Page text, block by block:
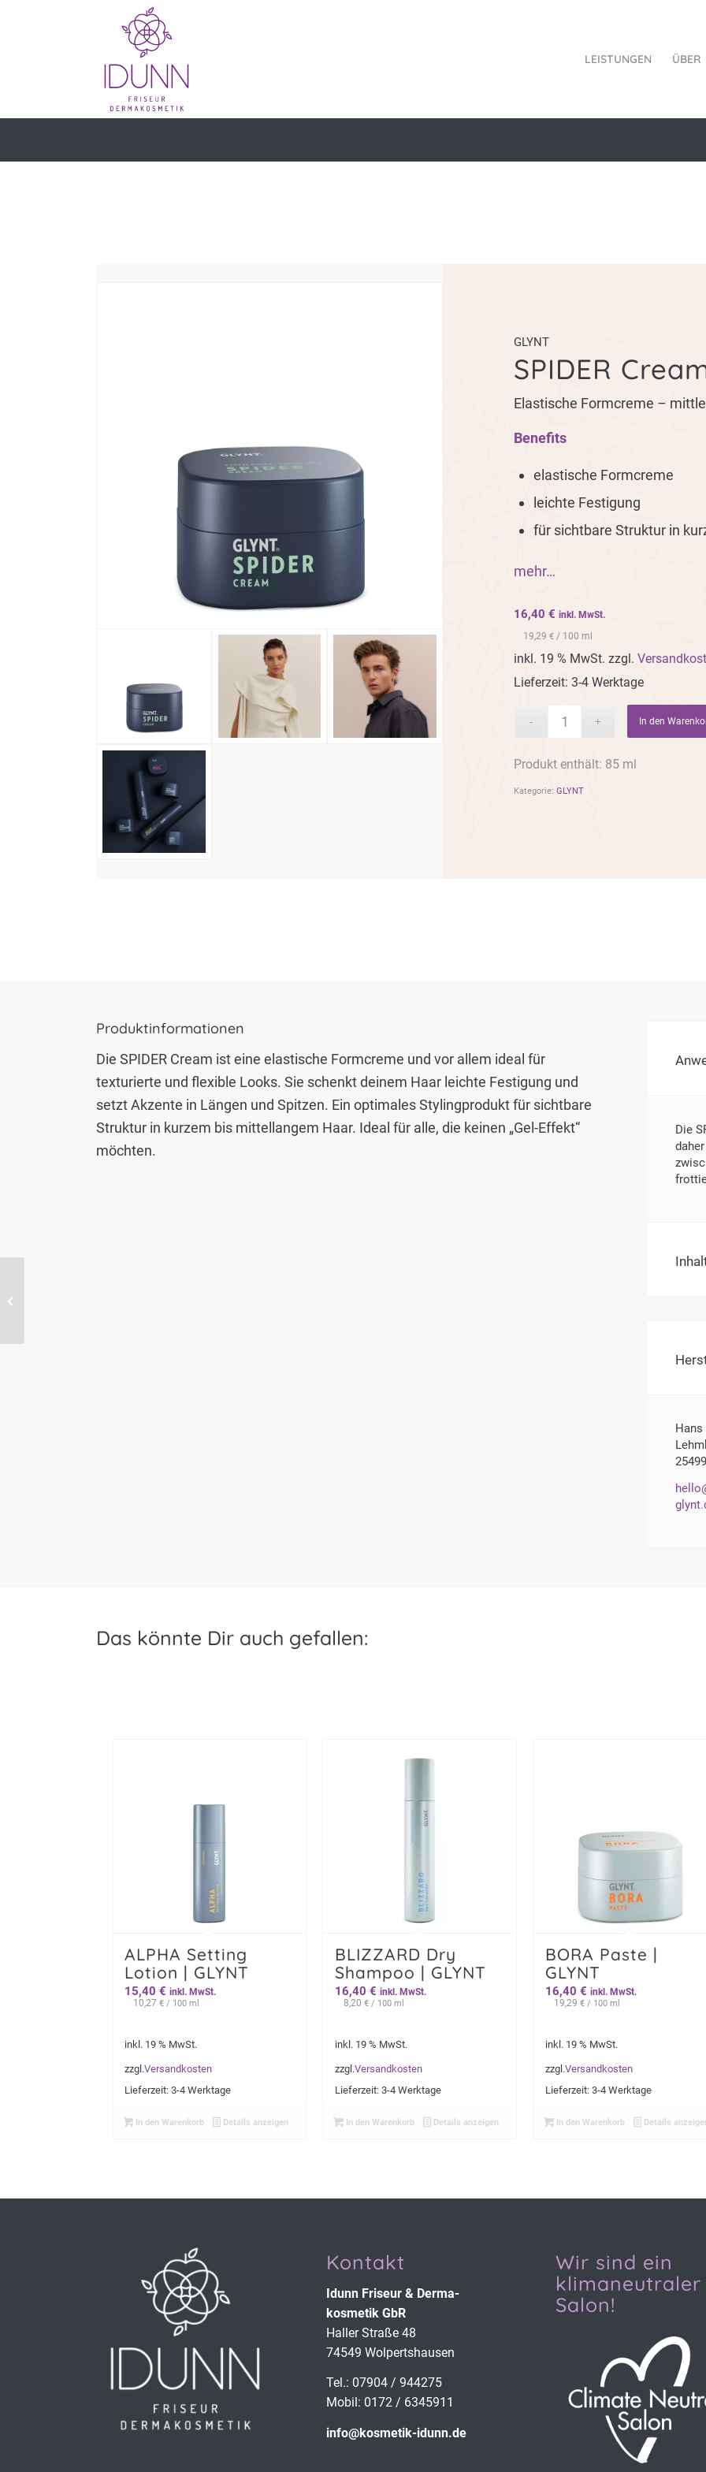
LEISTUNGEN ÜBER
GLYNT
SPIDER
Elastische Formcreme –
Benefits
elastische Formcreme
leichte Festigung
für sichtbare Struktur in
mehr…
16,40 € inkl. MwSt.
19,29 € / 100 ml
inkl. 19 % MwSt. zzgl.
Lieferzeit: 3-4 Werktage
In den
Produkt enthält: 85 ml
Kategorie: GLYNT
Produktinformationen
Die SPIDER Cream ist eine elastische Formcreme und vor allem ideal für
texturierte und flexible Looks. Sie schenkt deinem Haar leichte Festigung und
setzt Akzente in Längen und Spitzen. Ein optimales Stylingprodukt für sichtbare
Struktur in kurzem bis mittellangem Haar. Ideal für alle, die keinen „Gel-Effekt“
möchten.
Die
Das könnte Dir auch gefallen:
ALPHA Setting
Lotion | GLYNT
15,40 € inkl. MwSt.
10,27 € / 100 ml
inkl. 19 % MwSt.
zzgl.Versandkosten
Lieferzeit: 3-4 Werktage
In den Warenkorb Details anzeigen
BLIZZARD Dry
Shampoo | GLYNT
16,40 € inkl. MwSt.
8,20 €/ 100 ml
inkl. 19 % MwSt.
zzgl.Versandkosten
Lieferzeit: 3-4 Werktage
In den Warenkorb Details anzeigen
BORA Paste |
GLYNT
16,40 € inkl. MwSt.
19,29 €/ 100 ml
inkl. 19 % MwSt.
zzgl.Versandkosten
Lieferzeit: 3-4 Werktage
In den Warenkorb Details
Kontakt
Idunn Friseur & Derma­
kosmetik GbR
Haller Straße 48
74549 Wolpertshausen
Tel.: 07904 / 944275
Mobil: 0172 / 6345911
info@kosmetik-idunn.de
Wir sind ein
klimaneutraler
Salon!